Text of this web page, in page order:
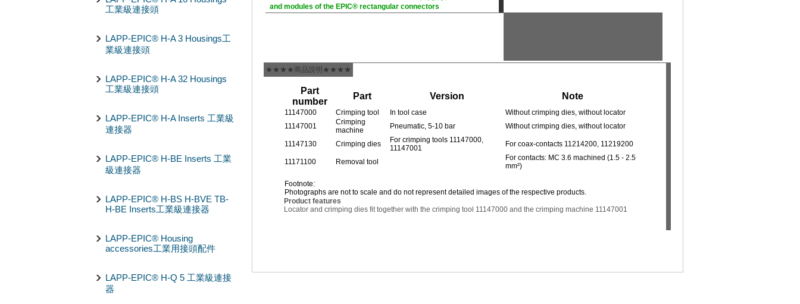
工業級連接頭
LAPP-EPIC® H-A 3 Housings工
業級連接頭
LAPP-EPIC® H-A 32 Housings
工業級連接頭
LAPP-EPIC® H-A Inserts 工業級
連接器
LAPP-EPIC® H-BE Inserts 工業
級連接器
LAPP-EPIC® H-BS H-BVE TB-
H-BE Inserts工業級連接器
LAPP-EPIC® Housing
accessories工業用接頭配件
LAPP-EPIC® H-Q 5 工業級連接
器
and modules of the EPIC® rectangular connectors
★★★★商品說明★★★★
Part
number
Part Version Note
11147000 Crimping tool In tool case
Without crimping dies, without locator
11147001
Crimping
machine
Pneumatic, 5-10 bar Without crimping dies, without locator
11147130 Crimping dies
For crimping tools 11147000,
11147001
For coax-contacts 11214200, 11219200
11171100 Removal tool
For contacts: MC 3.6 machined (1.5 - 2.5
mm²)
Footnote:
Photographs are not to scale and do not represent detailed images of the respective products.
Product features
Locator and crimping dies fit together with the crimping tool 11147000 and the crimping machine 11147001